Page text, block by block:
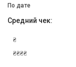
По дате
Средний чек:
₴
₴₴₴₴